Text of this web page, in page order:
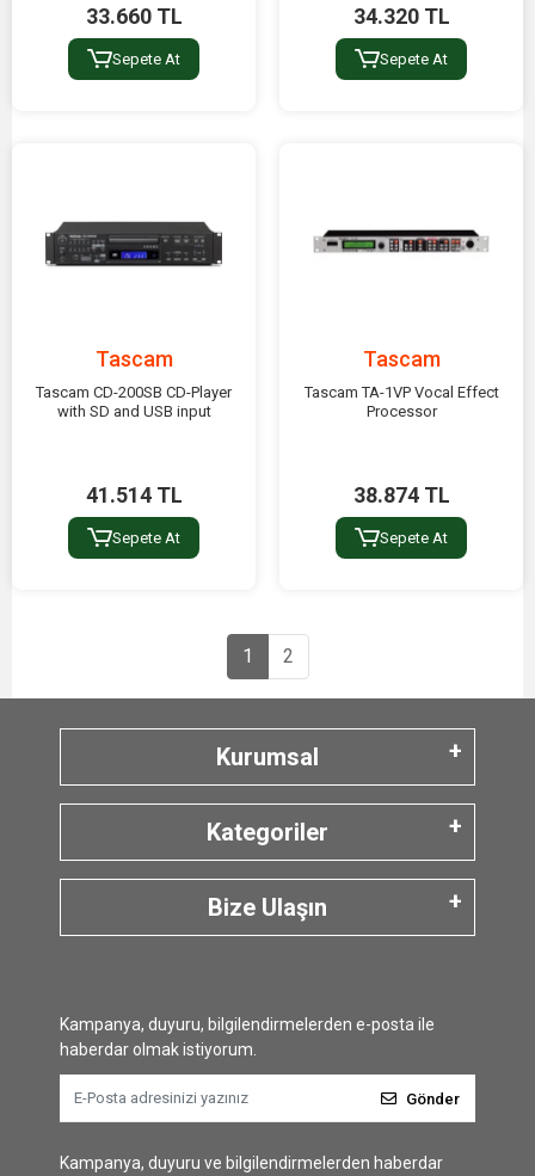
33.660 TL
Sepete At
34.320 TL
Sepete At
Tascam
Tascam CD-200SB CD-Player
with SD and USB input
41.514 TL
Sepete At
Tascam
Tascam TA-1VP Vocal Effect
Processor
38.874 TL
Sepete At
1 2
Kurumsal
Kategoriler
Bize Ulaşın
Kampanya, duyuru, bilgilendirmelerden e-posta ile
haberdar olmak istiyorum.
Gönder
Kampanya, duyuru ve bilgilendirmelerden haberdar